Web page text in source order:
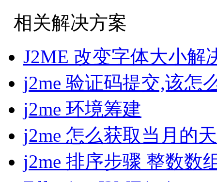
mf.append( "\n性别： "+sex);
mf.append( "\n年龄： "+age);
mf.append( "\n电话： "+tel);
//String temp=new String(b);
dis.close();
bis.close();
请原谅小弟分数太少，给不起高分，
------解决方案--------------------------------------------------------
最好是在添加以及读取的时候,catch一下,看有没有异常出来
------解决方案--------------------------------------------------------
哦，你把这些都加到了mf中，但你没要求它打印什么呀
------解决方案--------------------------------------------------------
相关解决方案
J2ME 改变字体大小解
j2me 验证码提交,该怎
j2me 环境筹建
j2me 怎么获取当月的
j2me 排序步骤 整数数